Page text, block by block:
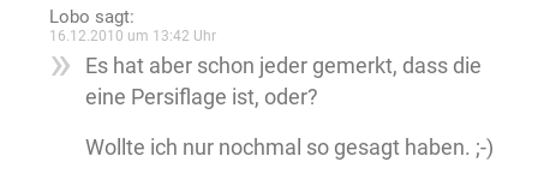
Lobo sagt:
16.12.2010 um 13:42 Uhr
Es hat aber schon jeder gemerkt, dass die
eine Persiflage ist, oder?
Wollte ich nur nochmal so gesagt haben. ;-)